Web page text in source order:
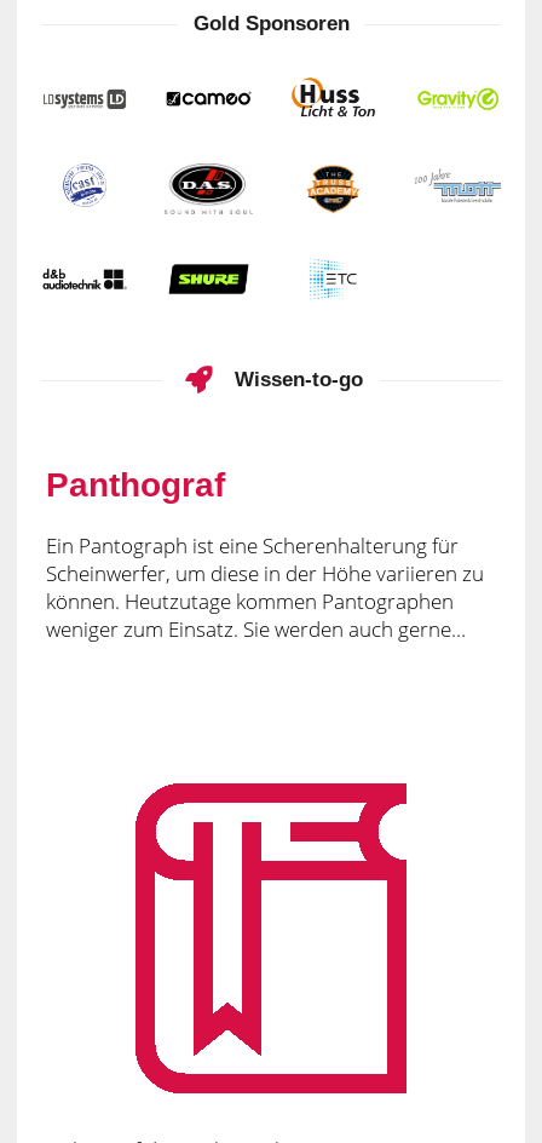
Gold Sponsoren
Wissen-to-go
Panthograf
Ein Pantograph ist eine Scherenhalterung für
Scheinwerfer, um diese in der Höhe variieren zu
können. Heutzutage kommen Pantographen
weniger zum Einsatz. Sie werden auch gerne…